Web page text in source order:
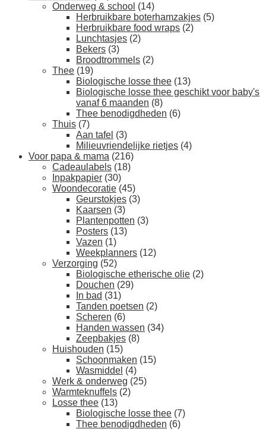
Onderweg & school (14)
Herbruikbare boterhamzakjes (5)
Herbruikbare food wraps (2)
Lunchtasjes (2)
Bekers (3)
Broodtrommels (2)
Thee (19)
Biologische losse thee (13)
Biologische losse thee geschikt voor baby's
vanaf 6 maanden (8)
Thee benodigdheden (6)
Thuis (7)
Aan tafel (3)
Milieuvriendelijke rietjes (4)
Voor papa & mama (216)
Cadeaulabels (18)
Inpakpapier (30)
Woondecoratie (45)
Geurstokjes (3)
Kaarsen (3)
Plantenpotten (3)
Posters (13)
Vazen (1)
Weekplanners (12)
Verzorging (52)
Biologische etherische olie (2)
Douchen (29)
In bad (31)
Tanden poetsen (2)
Scheren (6)
Handen wassen (34)
Zeepbakjes (8)
Huishouden (15)
Schoonmaken (15)
Wasmiddel (4)
Werk & onderweg (25)
Warmteknuffels (2)
Losse thee (13)
Biologische losse thee (7)
Thee benodigdheden (6)